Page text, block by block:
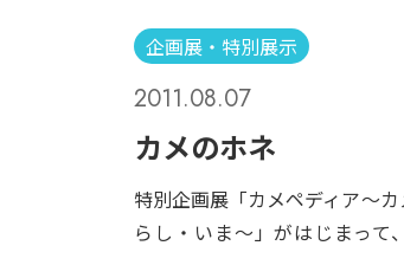
を聞くのみです、勉強になり
す。 今回の「カメペディア」
の皆さんに直接お聞きする時
ますし、しかたありませんね
究でのご活躍に期待してお
たり、 噛まれると痛そうだっ
した。 しかし、水族館で働き
なってみると、とても興味深
体に合わせて、左肺が退化し
も種によっていろいろだった
をかぐためだったり、 子供を
企画展・特別展示
2011.08.07
カメのホネ
特別企画展「カメペディア～
らし・いま～」がはじまって